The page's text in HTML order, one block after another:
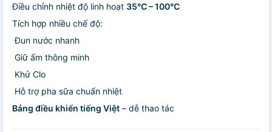
Điều chỉnh nhiệt độ linh hoạt 35°C – 100°C
Tích hợp nhiều chế độ:
️ Đun nước nhanh
️ Giữ ấm thông minh
️ Khử Clo
️ Hỗ trợ pha sữa chuẩn nhiệt
Bảng điều khiển tiếng Việt – dễ thao tác